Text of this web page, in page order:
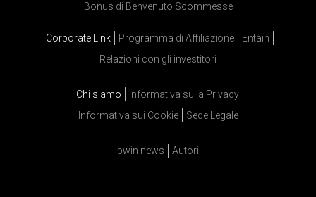
Bonus di Benvenuto Scommesse
Corporate Link Programma di Affiliazione
Entain
Relazioni con gli investitori
Chi siamo
Informativa sulla Privacy
Informativa sui Cookie
Sede Legale
bwin news Autori